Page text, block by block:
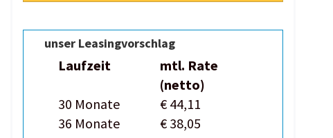
unser Leasingvorschlag
Laufzeit
mtl. Rate
(netto)
30 Monate
€ 44,11
36 Monate
€ 38,05